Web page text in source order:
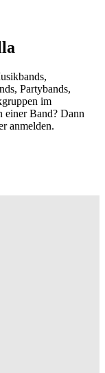
Partybands,
im
einer Band? Dann
anmelden.